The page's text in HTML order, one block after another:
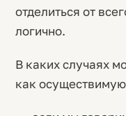
отделиться от
логично.
В каких случаях
как